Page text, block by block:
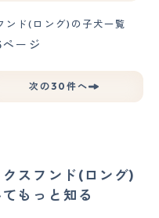
ンド(ロング)の子犬一覧
ージ
次の30件へ
スフンド(ロング)
もっと知る